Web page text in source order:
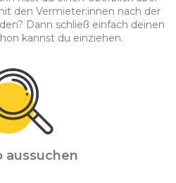
den Vermieter:innen nach der
Dann schließ einfach deinen
kannst du einziehen.
aussuchen